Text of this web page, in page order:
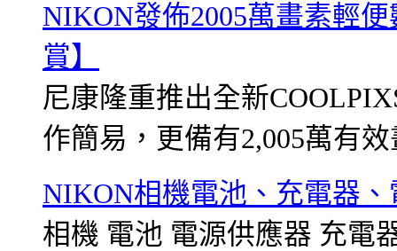
NIKON發佈2005萬畫素輕
賞】
尼康隆重推出全新
作簡易，更備有2,005萬有效
NIKON相機電池、充電器
相機 電池 電源供應器 充電